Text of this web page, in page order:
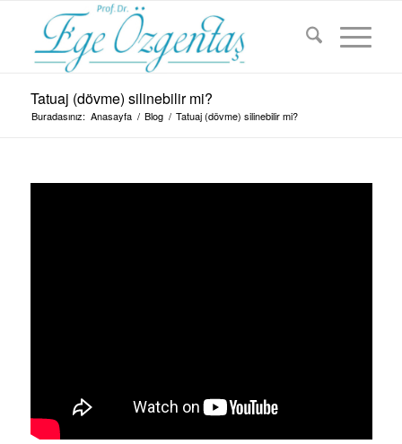
Tatuaj (dövme) silinebilir mi?
Buradasınız: Anasayfa / Blog / Tatuaj (dövme) silinebilir mi?